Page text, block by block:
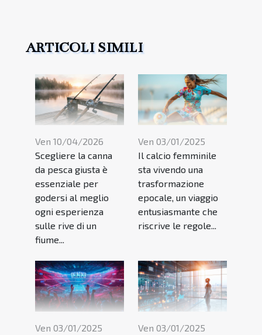
ARTICOLI SIMILI
Ven 10/04/2026
Scegliere la canna
da pesca giusta è
essenziale per
godersi al meglio
ogni esperienza
sulle rive di un
fiume...
Ven 03/01/2025
Il calcio femminile
sta vivendo una
trasformazione
epocale, un viaggio
entusiasmante che
riscrive le regole...
Ven 03/01/2025
Ven 03/01/2025